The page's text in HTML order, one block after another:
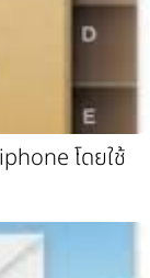
โดยใช้